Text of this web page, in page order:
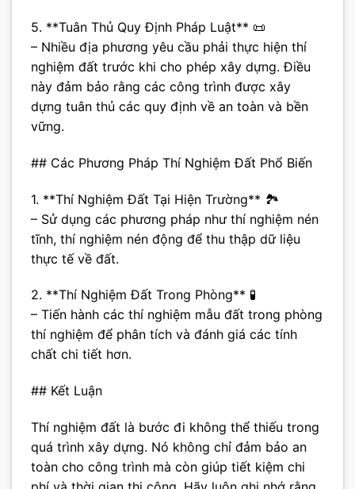
5. **Tuân Thủ Quy Định Pháp Luật** 📜
– Nhiều địa phương yêu cầu phải thực hiện thí
nghiệm đất trước khi cho phép xây dựng. Điều
này đảm bảo rằng các công trình được xây
dựng tuân thủ các quy định về an toàn và bền
vững.
## Các Phương Pháp Thí Nghiệm Đất Phổ Biến
1. **Thí Nghiệm Đất Tại Hiện Trường** 🏞️
– Sử dụng các phương pháp như thí nghiệm nén
tĩnh, thí nghiệm nén động để thu thập dữ liệu
thực tế về đất.
2. **Thí Nghiệm Đất Trong Phòng** 🧪
– Tiến hành các thí nghiệm mẫu đất trong phòng
thí nghiệm để phân tích và đánh giá các tính
chất chi tiết hơn.
## Kết Luận
Thí nghiệm đất là bước đi không thể thiếu trong
quá trình xây dựng. Nó không chỉ đảm bảo an
toàn cho công trình mà còn giúp tiết kiệm chi